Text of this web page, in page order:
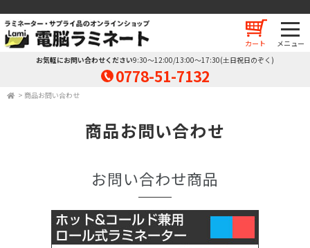
カート
お気軽にお問い合わせください9:30～12:00/13:00～17:30(土日祝日のぞく)
0778-51-7132
> 商品お問い合わせ
商品お問い合わせ
お問い合わせ商品